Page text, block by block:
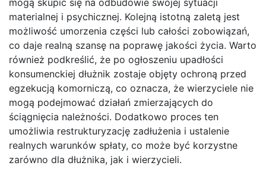
mogą skupić się na odbudowie swojej sytuacji
materialnej i psychicznej. Kolejną istotną zaletą jest
możliwość umorzenia części lub całości zobowiązań,
co daje realną szansę na poprawę jakości życia. Warto
również podkreślić, że po ogłoszeniu upadłości
konsumenckiej dłużnik zostaje objęty ochroną przed
egzekucją komorniczą, co oznacza, że wierzyciele nie
mogą podejmować działań zmierzających do
ściągnięcia należności. Dodatkowo proces ten
umożliwia restrukturyzację zadłużenia i ustalenie
realnych warunków spłaty, co może być korzystne
zarówno dla dłużnika, jak i wierzycieli.